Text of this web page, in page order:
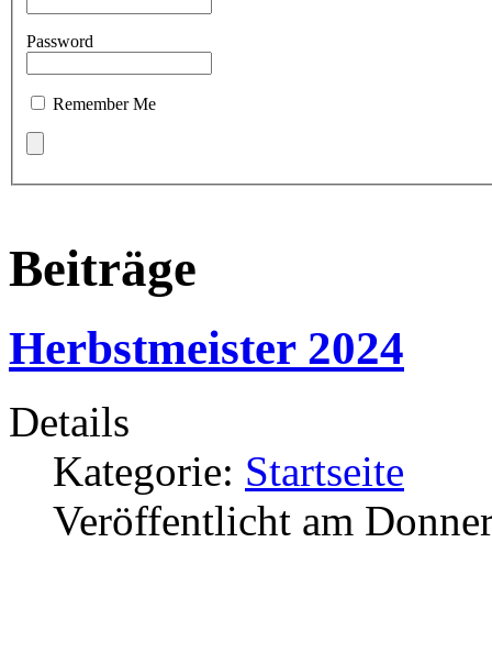
Password
Remember Me
Beiträge
Herbstmeister 2024
Details
Kategorie: Startseite
Veröffentlicht am